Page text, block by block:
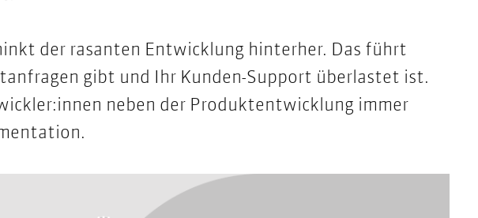
der rasanten Entwicklung hinterher. Das führt
gibt und Ihr Kunden-Support überlastet ist.
neben der Produktentwicklung immer